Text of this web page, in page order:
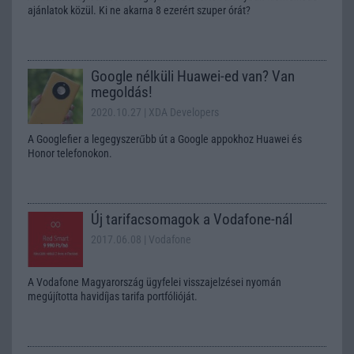
ajánlatok közül. Ki ne akarna 8 ezerért szuper órát?
Google nélküli Huawei-ed van? Van
megoldás!
2020.10.27 | XDA Developers
A Googlefier a legegyszerűbb út a Google appokhoz Huawei és
Honor telefonokon.
Új tarifacsomagok a Vodafone-nál
2017.06.08 | Vodafone
A Vodafone Magyarország ügyfelei visszajelzései nyomán
megújította havidíjas tarifa portfólióját.